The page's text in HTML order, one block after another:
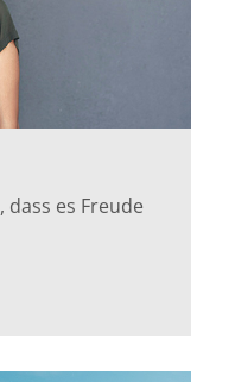
dass es Freude